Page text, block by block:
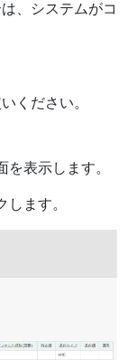
、システムがコ
ください。
表示します。
ます。